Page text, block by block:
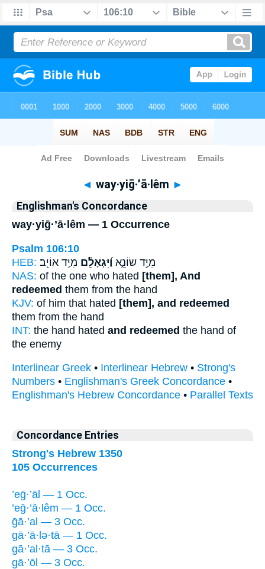
Bible> Strong's > Hebrew
◄ way·yiḡ·’ā·lêm ►
Englishman's Concordance
way·yiḡ·’ā·lêm — 1 Occurrence
Psalm 106:10
HEB:
מִיַּ֣ד שׂוֹנֵ֑א וַ֝יִּגְאָלֵ֗ם מִיַּ֥ד אוֹיֵֽב׃
NAS: of the one who hated [them], And
redeemed them from the hand
KJV: of him that hated [them], and redeemed
them from the hand
INT: the hand hated and redeemed the hand of
the enemy
Interlinear Greek • Interlinear Hebrew • Strong's
Numbers • Englishman's Greek Concordance •
Englishman's Hebrew Concordance • Parallel Texts
Concordance Entries
Strong's Hebrew 1350
105 Occurrences
’eḡ·’āl — 1 Occ.
’eḡ·’ā·lêm — 1 Occ.
ḡā·’al — 3 Occ.
gā·’ā·lə·tā — 1 Occ.
gā·’al·tā — 3 Occ.
gā·’ōl — 3 Occ.